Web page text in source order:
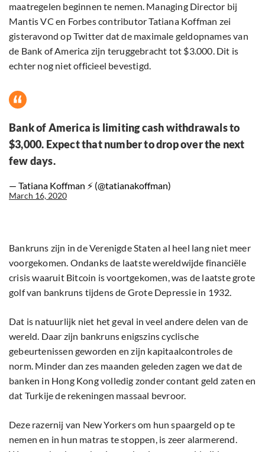
maatregelen beginnen te nemen. Managing Director bij
Mantis VC en Forbes contributor Tatiana Koffman zei
gisteravond op Twitter dat de maximale geldopnames van
de Bank of America zijn teruggebracht tot $3.000. Dit is
echter nog niet officieel bevestigd.
Bank of America is limiting cash withdrawals to
$3,000. Expect that number to drop over the next
few days.
— Tatiana Koffman ⚡️ (@tatianakoffman)
March 16, 2020
Bankruns zijn in de Verenigde Staten al heel lang niet meer
voorgekomen. Ondanks de laatste wereldwijde financiële
crisis waaruit Bitcoin is voortgekomen, was de laatste grote
golf van bankruns tijdens de Grote Depressie in 1932.
Dat is natuurlijk niet het geval in veel andere delen van de
wereld. Daar zijn bankruns enigszins cyclische
gebeurtenissen geworden en zijn kapitaalcontroles de
norm. Minder dan zes maanden geleden zagen we dat de
banken in Hong Kong volledig zonder contant geld zaten en
dat Turkije de rekeningen massaal bevroor.
Deze razernij van New Yorkers om hun spaargeld op te
nemen en in hun matras te stoppen, is zeer alarmerend.